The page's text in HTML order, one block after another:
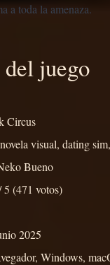
a toda la amenaza.
juego
Circus
visual, dating
Bueno
5 (471 votos)
2025
Windows,